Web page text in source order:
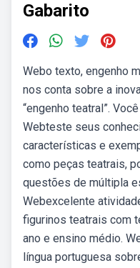
Gabarito
Webo texto, engenho
nos conta sobre a
“engenho teatral”.
Webteste seus
características e
como peças teatrais,
questões de múltipla
Webexcelente
figurinos teatrais com
ano e ensino médio.
língua portuguesa